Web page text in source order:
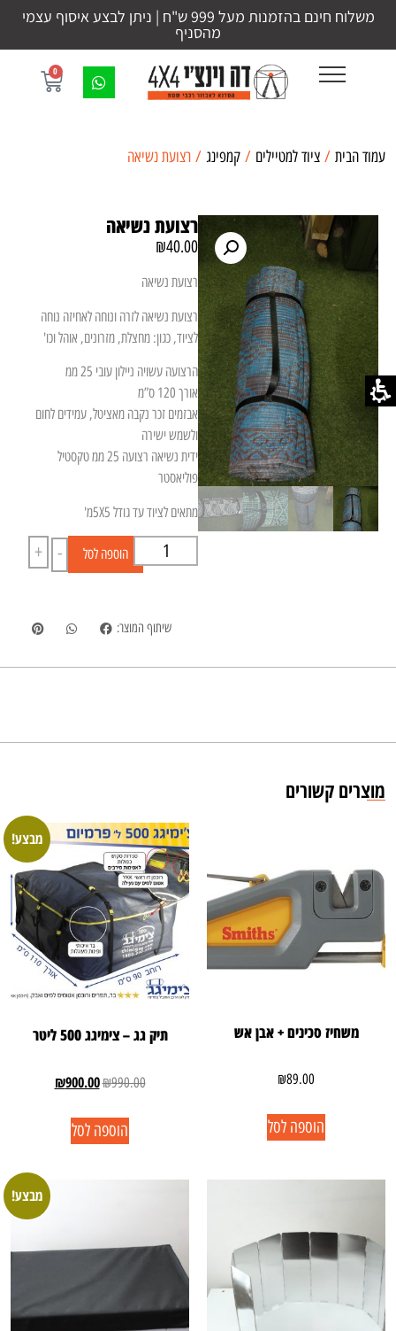
משלוח חינם בהזמנות מעל 999 ש"ח | ניתן לבצע איסוף עצמי
מהסניף
0
עמוד הבית / ציוד למטיילים / קמפינג / רצועת נשיאה
רצועת נשיאה
₪40.00
רצועת נשיאה
רצועת נשיאה לזרה ונוחה לאחיזה נוחה
לציוד, כגון: מחצלת, מזרונים, אוהל וכו'
הרצועה עשויה ניילון עובי 25 ממ
אורך 120 ס”מ
אבזמים זכר נקבה מאציטל, עמידים לחום
ולשמש ישירה
ידית נשיאה רצועה 25 ממ טקסטיל
פוליאסטר
מתאים לציוד עד גודל 5X5מ'
-
+ הוספה לסל
שיתוף המוצר:
מוצרים קשורים
משחיז סכינים + אבן אש
₪89.00
הוספה לסל
מבצע!
תיק גג – צימיגג 500 ליטר
₪990.00
₪900.00
הוספה לסל
מבצע!